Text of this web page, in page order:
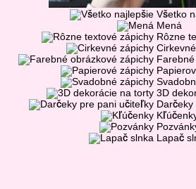
Všetko
Mená
Rôzne
3D
Lapač